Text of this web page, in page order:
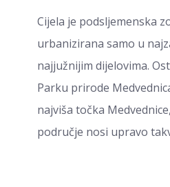
Cijela je podsljemenska
urbanizirana samo u
najjužnijim dijelovima.
Parku prirode
najviša točka
područje nosi upravo